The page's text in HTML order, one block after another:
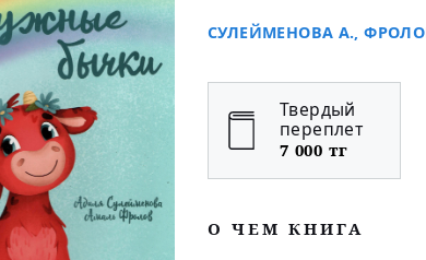
СУЛЕЙМЕНОВА А.,
Твердый
переплет
7 000 тг
O ЧЕМ КНИГА